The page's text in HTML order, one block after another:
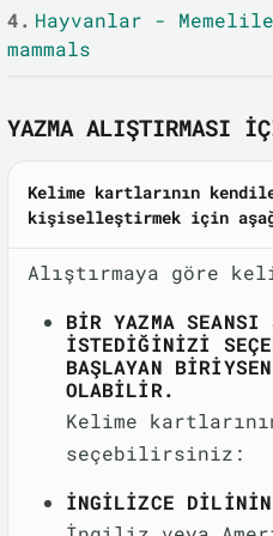
4. Hayvanlar -
mammals
YAZMA ALIŞTIRMASI
Kelime kartlarının
kişiselleştirmek için
Alıştırmaya göre
BIR YAZMA SEANSI
ISTEDIĞINIZI
BAŞLAYAN
OLABILIR.
Kelime
seçebilirsiniz:
İNGILIZCE